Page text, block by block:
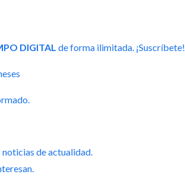
DIGITAL de forma ilimitada. ¡Suscríbete!
noticias de actualidad.